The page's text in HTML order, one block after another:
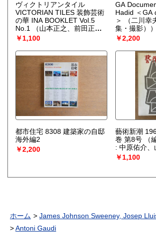
ヴィクトリアンタイル
VICTORIAN TILES 装飾芸術
の華 INA BOOKLET Vol.5
No.1
（山本正之、前田正
明、鈴木博之、村松貞次郎、
堀勇良 監修・筆者）
￥1,100
GA
Hadid ＜GA
＞
（二川
集・撮影））
￥2,200
都市住宅 8308 建築家の自邸
海外編2
￥2,200
藝術新潮
巻 第8号
（
: 中原佑介、
￥1,100
ホーム
James Johnson Sweeney, Josep
Antoni Gaudi